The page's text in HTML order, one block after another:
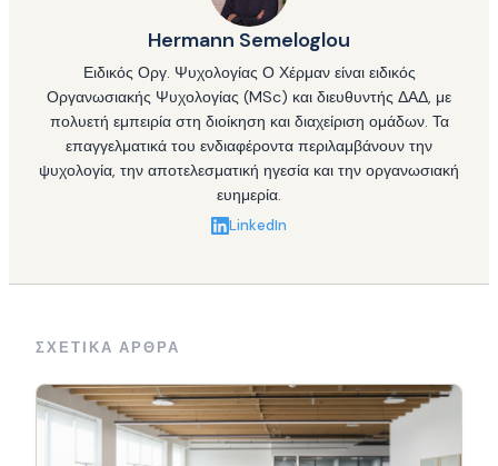
Hermann Semeloglou
Ειδικός Οργ. Ψυχολογίας Ο Χέρμαν είναι ειδικός
Οργανωσιακής Ψυχολογίας (MSc) και διευθυντής ΔΑΔ, με
πολυετή εμπειρία στη διοίκηση και διαχείριση ομάδων. Τα
επαγγελματικά του ενδιαφέροντα περιλαμβάνουν την
ψυχολογία, την αποτελεσματική ηγεσία και την οργανωσιακή
ευημερία.
LinkedIn
ΣΧΕΤΙΚΑ ΑΡΘΡΑ